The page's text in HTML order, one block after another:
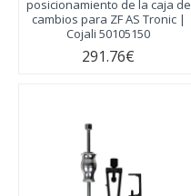
posicionamiento de la caja de
cambios para ZF AS Tronic |
Cojali 50105150
291.76€